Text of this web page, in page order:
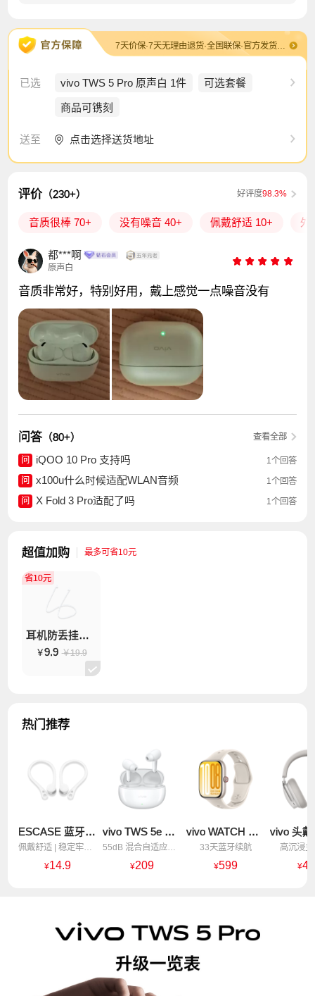
7天价保·7天无理由退货·全国联保·官方发货及售后·退换货包运费
已选 vivo TWS 5 Pro 原声白 1件 可选套餐
商品可镌刻
送至 点击选择送货地址
评价 （230+） 好评度98.3%
音质很棒 70+ 没有噪音 40+ 佩戴舒适 10+ 外
都***啊
原声白
音质非常好，特别好用，戴上感觉一点噪音没有
问答 （80+） 查看全部
问 iQOO 10 Pro 支持吗
1个回答
问
x100u什么时候适配WLAN音频
1个回答
问
X Fold 3 Pro适配了吗 1个回答
超值加购 最多可省10元
省10元
耳机防丢挂绳 磁吸款
9.9 ￥19.9
热门推荐
ESCASE 蓝牙耳机耳挂
佩戴舒适 | 稳定牢固 | 轻盈无负担
¥14.9
vivo TWS 5e 真无线降噪耳机 留白
55dB 混合自适应降噪
¥209
vivo WATCH GT 2 蓝牙版 空格白 软胶
33天蓝牙续航
¥599
高沉浸
¥